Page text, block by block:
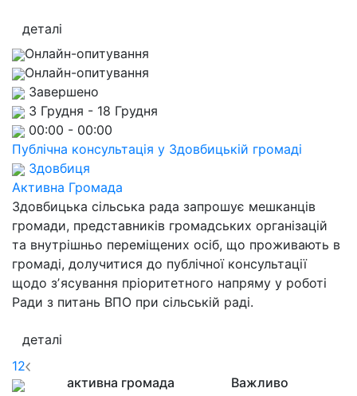
деталі
Онлайн-опитування
Онлайн-опитування
Завершено
3 Грудня - 18 Грудня
00:00 - 00:00
Публічна консультація у Здовбицькій громаді
Здовбиця
Активна Громада
Здовбицька сільська рада запрошує мешканців
громади, представників громадських організацій
та внутрішньо переміщених осіб, що проживають в
громаді, долучитися до публічної консультації
щодо зʼясування пріоритетного напряму у роботі
Ради з питань ВПО при сільській раді.
деталі
12
активна громада
Важливо